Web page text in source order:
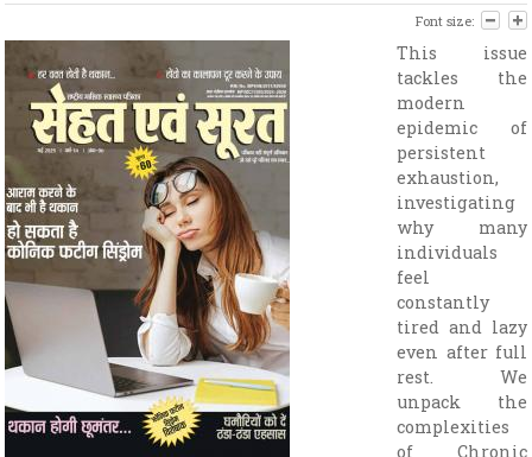
Font size:
This issue
tackles the
modern
epidemic of
persistent
exhaustion,
investigating
why many
individuals
feel
constantly
tired and lazy
even after full
rest. We
unpack the
complexities
of Chronic